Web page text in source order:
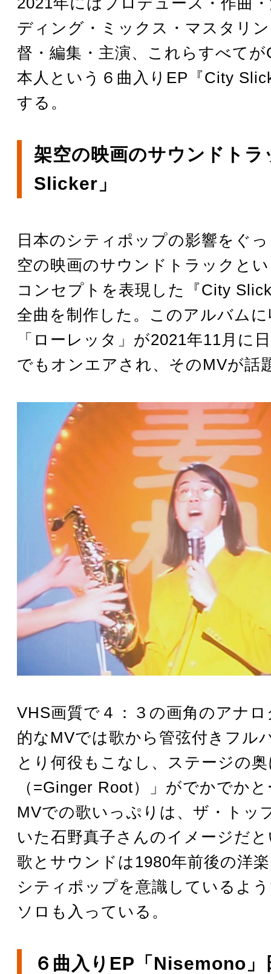
ディング・ミックス・マスタリ
督・編集・主演、これらすべて
本人という６曲入りEP『City
する。
架空の映画のサウンドト
Slicker」
日本のシティポップの影響をぐ
空の映画のサウンドトラックと
コンセプトを表現した『City
全曲を制作した。このアルバム
「ローレッタ」が2021年11月に
でもオンエアされ、そのMVが話
VHS画質で４：３の画角のアナ
的なMVでは歌から管弦付きフル
とり何役もこなし、ステージの
（=Ginger Root）」がでかでか
MVでの歌いっぷりは、ザ・トッ
いた石野真子さんのイメージだ
歌とサウンドは1980年前後の洋
シティポップを意識しているよ
ソロも入っている。
６曲入りEP「Nisemono」